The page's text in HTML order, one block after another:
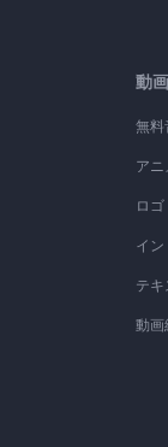
動
無料
アニ
ロ
イ
テ
動画